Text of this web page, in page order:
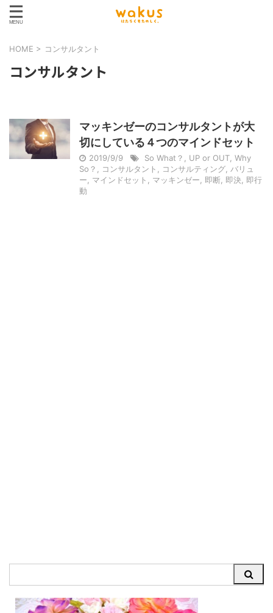
HOME > コンサルタント
コンサルタント
マッキンゼーのコンサルタントが大
切にしている４つのマインドセット
2019/9/9 So What？ UP or OUT Why
So？
コンサルタント コンサルティング バリュ
ー
マインドセット マッキンゼー 即断 即決 即行
動